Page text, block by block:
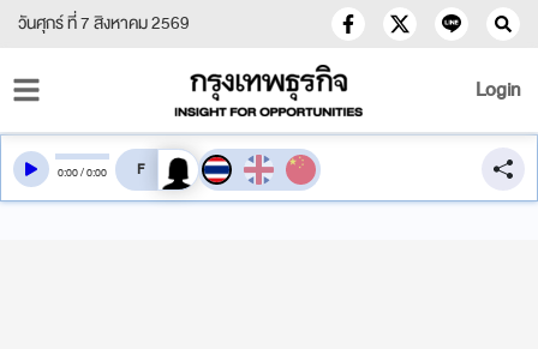
วันศุกร์ ที่ 7 สิงหาคม 2569
Login
0:00/0:00 สลับเสียงอ่าน